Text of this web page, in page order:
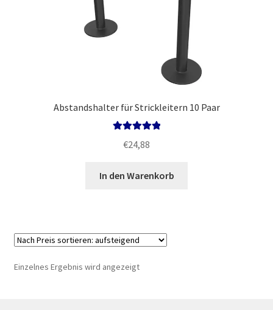
Abstandshalter für Strickleitern 10 Paar
von 5
€24,88
In den Warenkorb
Einzelnes Ergebnis wird angezeigt